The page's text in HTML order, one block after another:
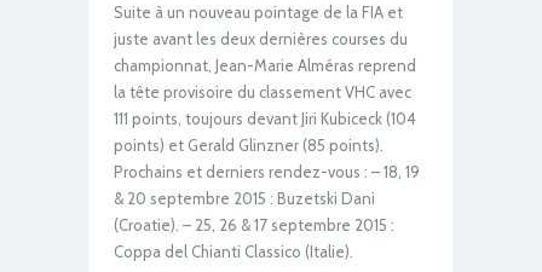
Suite à un nouveau pointage de la FIA et
juste avant les deux dernières courses du
championnat, Jean-Marie Alméras reprend
la tête provisoire du classement VHC avec
111 points, toujours devant Jiri Kubiceck (104
points) et Gerald Glinzner (85 points).
Prochains et derniers rendez-vous : – 18, 19
& 20 septembre 2015 : Buzetski Dani
(Croatie). – 25, 26 & 17 septembre 2015 :
Coppa del Chianti Classico (Italie).